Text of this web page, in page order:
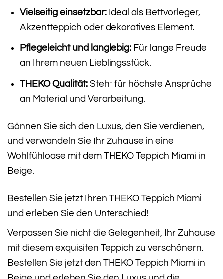
Vielseitig einsetzbar:Ideal als Bettvorleger,
Akzentteppich oder dekoratives Element.
Pflegeleicht und langlebig:Für lange Freude
an Ihrem neuen Lieblingsstück.
THEKO Qualität:Steht für höchste Ansprüche
an Material und Verarbeitung.
Gönnen Sie sich den Luxus, den Sie verdienen,
und verwandeln Sie Ihr Zuhause in eine
Wohlfühloase mit dem THEKO Teppich Miami in
Beige.
Bestellen Sie jetzt Ihren THEKO Teppich Miami
und erleben Sie den Unterschied!
Verpassen Sie nicht die Gelegenheit, Ihr Zuhause
mit diesem exquisiten Teppich zu verschönern.
Bestellen Sie jetzt den THEKO Teppich Miami in